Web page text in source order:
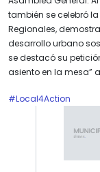
también se celebró
Regionales,
desarrollo urbano
se destacó su
asiento en la mesa”
#Local4Action